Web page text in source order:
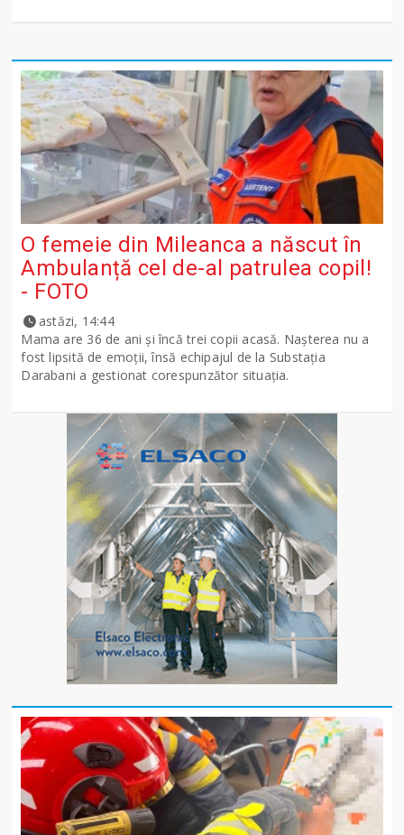
O femeie din Mileanca a născut în
Ambulanță cel de-al patrulea copil!
- FOTO
astăzi, 14:44
Mama are 36 de ani și încă trei copii acasă. Nașterea nu a
fost lipsită de emoții, însă echipajul de la Substația
Darabani a gestionat corespunzător situația.